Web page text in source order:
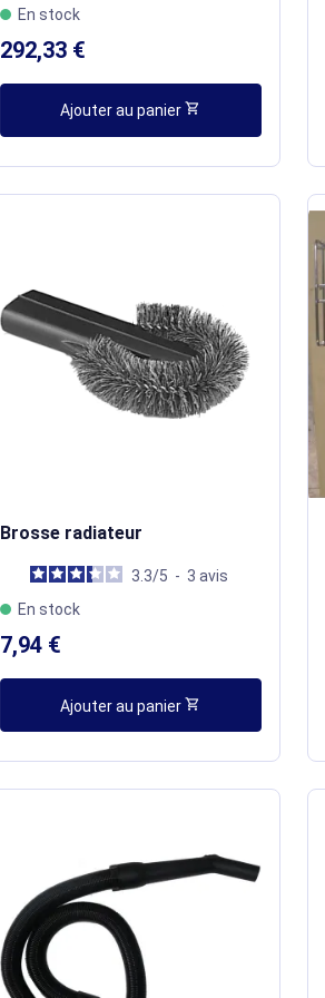
En stock
292,33 €
Ajouter au panier shopping_cart
Brosse radiateur
3.3/5 - 3avis
En stock
7,94 €
Ajouter au panier shopping_cart